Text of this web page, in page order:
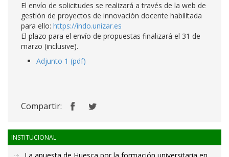
El envío de solicitudes se realizará a través de la web de
gestión de proyectos de innovación docente habilitada
para ello: https://indo.unizar.es
El plazo para el envío de propuestas finalizará el 31 de
marzo (inclusive).
Adjunto 1 (pdf)
Compartir:
INSTITUCIONAL